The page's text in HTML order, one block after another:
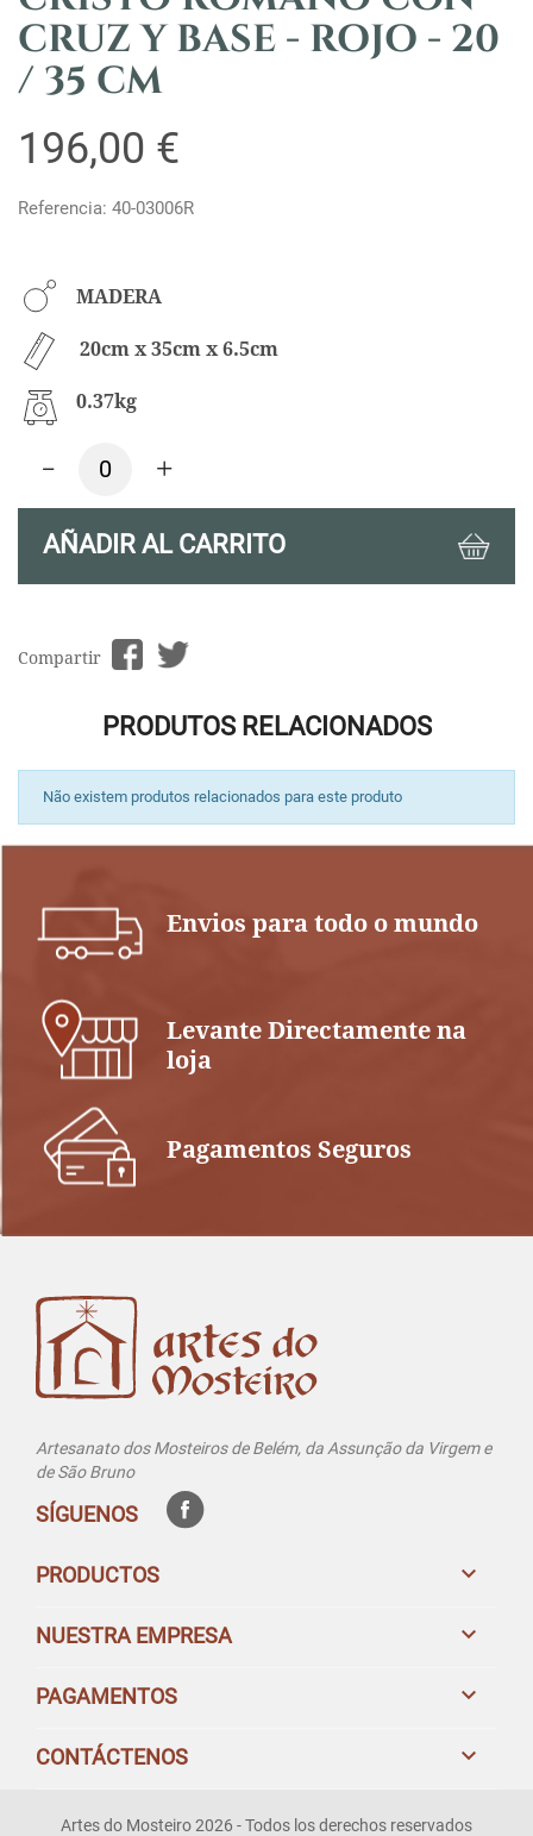
CRUZ Y BASE - ROJO - 20
/ 35 CM
196,00 €
Referencia: 40-03006R
MADERA
20cm x 35cm x 6.5cm
0.37kg
- +
AÑADIR AL CARRITO
Compartir
PRODUTOS RELACIONADOS
Não existem produtos relacionados para este produto
Envios para todo o mundo
Levante Directamente na
loja
Pagamentos Seguros
Artesanato dos Mosteiros de Belém, da Assunção da Virgem e
de São Bruno
SÍGUENOS
PRODUCTOS 
NUESTRA EMPRESA 
PAGAMENTOS 
CONTÁCTENOS 
Artes do Mosteiro 2026 - Todos los derechos reservados